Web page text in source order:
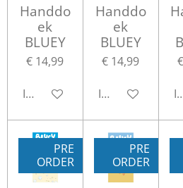
Handdo
ek
BLUEY
€ 14,99
In winkelwagen
Handdo
ek
BLUEY
€ 14,99
In winkelwagen
PRE
ORDER
PRE
ORDER